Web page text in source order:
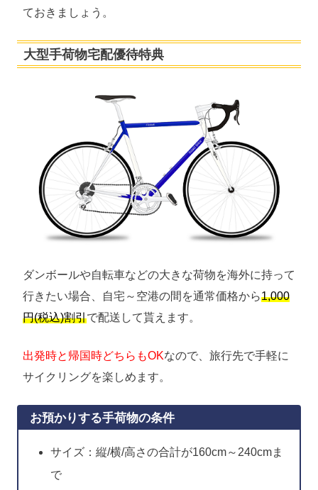
ておきましょう。
大型手荷物宅配優待特典
ダンボールや自転車などの大きな荷物を海外に持って
行きたい場合、自宅～空港の間を通常価格から1,000
円(税込)割引で配送して貰えます。
出発時と帰国時どちらもOKなので、旅行先で手軽に
サイクリングを楽しめます。
お預かりする手荷物の条件
サイズ：縦/横/高さの合計が160cm～240cmま
で